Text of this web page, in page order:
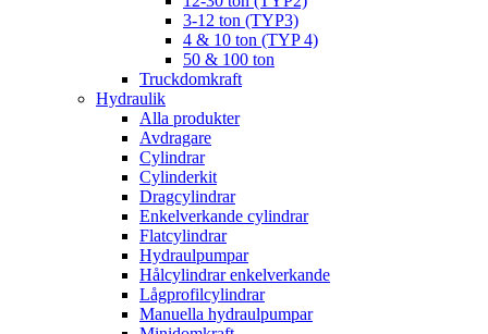
3-12 ton (TYP3)
4 & 10 ton (TYP 4)
50 & 100 ton
Truckdomkraft
Hydraulik
Alla produkter
Avdragare
Cylindrar
Cylinderkit
Dragcylindrar
Enkelverkande cylindrar
Flatcylindrar
Hydraulpumpar
Hålcylindrar enkelverkande
Lågprofilcylindrar
Manuella hydraulpumpar